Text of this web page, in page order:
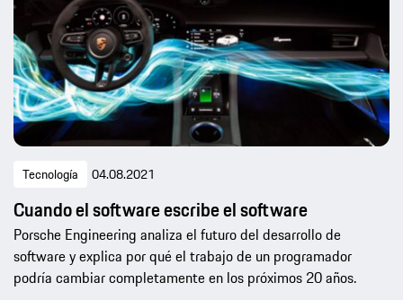
Tecnología 04.08.2021
Cuando el software escribe el software
Porsche Engineering analiza el futuro del desarrollo de
software y explica por qué el trabajo de un programador
podría cambiar completamente en los próximos 20 años.